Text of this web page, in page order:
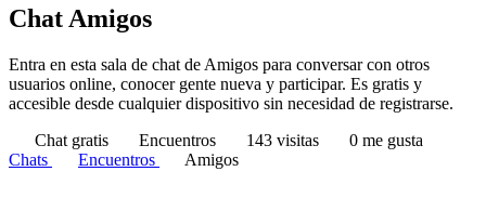
Chat Amigos
Entra en esta sala de chat de Amigos para conversar con otros
usuarios online, conocer gente nueva y participar. Es gratis y
accesible desde cualquier dispositivo sin necesidad de registrarse.
Chat gratis
Encuentros 143 visitas
0 me gusta
Chats
Encuentros Amigos